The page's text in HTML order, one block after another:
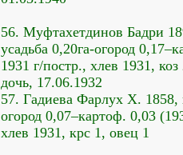
56. Муфтахетдинов Бадри
усадьба 0,20га-огород
1931 г/постр., хлев 1931,
дочь, 17.06.1932
57. Гадиева Фарлух Х.
огород 0,07–картоф. 0,03
хлев 1931, крс 1, овец 1